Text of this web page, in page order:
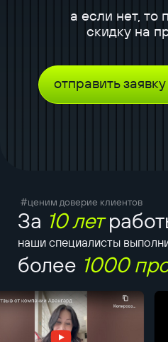
а если нет, то
скидку на
отправить
#ценим доверие клиентов
За 10 лет
наши специалисты
более 1000